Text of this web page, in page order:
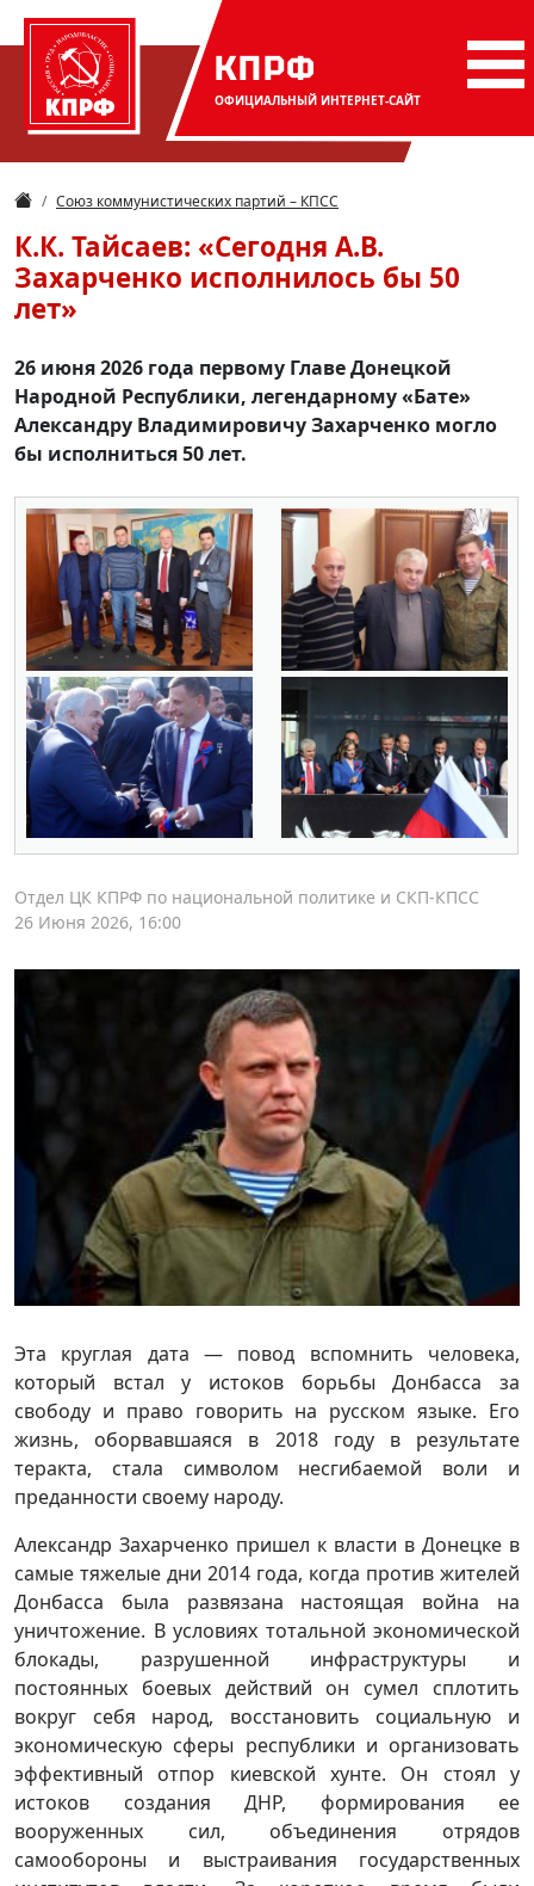
КПРФ
ОФИЦИАЛЬНЫЙ ИНТЕРНЕТ-САЙТ
Союз коммунистических партий – КПСС
К.К. Тайсаев: «Сегодня А.В.
Захарченко исполнилось бы 50
лет»
26 июня 2026 года первому Главе Донецкой
Народной Республики, легендарному «Бате»
Александру Владимировичу Захарченко могло
бы исполниться 50 лет.
Отдел ЦК КПРФ по национальной политике и СКП-КПСС
26 Июня 2026, 16:00
Эта круглая дата — повод вспомнить человека,
который встал у истоков борьбы Донбасса за
свободу и право говорить на русском языке. Его
жизнь, оборвавшаяся в 2018 году в результате
теракта, стала символом несгибаемой воли и
преданности своему народу.
Александр Захарченко пришел к власти в Донецке в
самые тяжелые дни 2014 года, когда против жителей
Донбасса была развязана настоящая война на
уничтожение. В условиях тотальной экономической
блокады, разрушенной инфраструктуры и
постоянных боевых действий он сумел сплотить
вокруг себя народ, восстановить социальную и
экономическую сферы республики и организовать
эффективный отпор киевской хунте. Он стоял у
истоков создания ДНР, формирования ее
вооруженных сил, объединения отрядов
самообороны и выстраивания государственных